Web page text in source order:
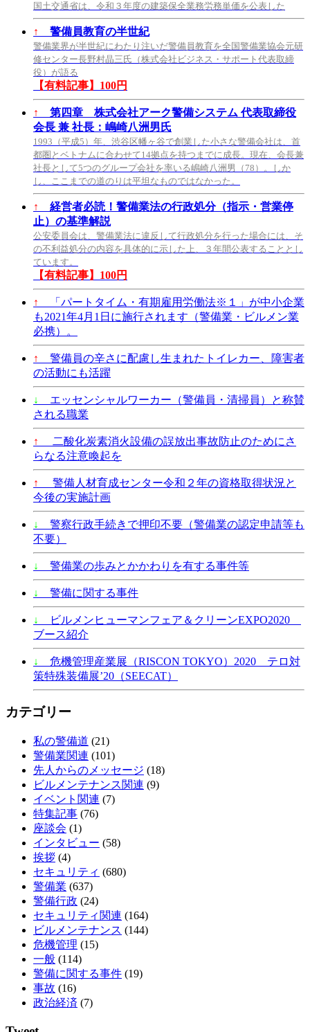
国土交通省は、令和３年度の建築保全業務労務単価を公表した
↑ 警備員教育の半世紀
警備業界が半世紀にわたり注いだ警備員教育を全国警備業協会元研
修センター長野村晶三氏（株式会社ビジネス・サポート代表取締
役）が語る
【有料記事】100円
↑
第四章 株式会社アーク警備システム 代表取締役
会長 兼 社長：嶋崎八洲男氏
1993（平成5）年、渋谷区幡ヶ谷で創業した小さな警備会社は、首
都圏とベトナムに合わせて14拠点を持つまでに成長。現在、会長兼
社長として5つのグループ会社を率いる嶋崎八洲男（78）。しか
し、ここまでの道のりは平坦なものではなかった。
↑
経営者必読！警備業法の行政処分（指示・営業停
止）の基準解説
公安委員会は、警備業法に違反して行政処分を行った場合には、そ
の不利益処分の内容を具体的に示した上、３年間公表することとし
ています。
【有料記事】100円
↑
「パートタイム・有期雇用労働法※１」が中小企業
も2021年4月1日に施行されます（警備業・ビルメン業
必携）。
↑
警備員の辛さに配慮し生まれたトイレカー、障害者
の活動にも活躍
↓
エッセンシャルワーカー（警備員・清掃員）と称賛
される職業
↑
二酸化炭素消火設備の誤放出事故防止のためにさ
らなる注意喚起を
↑
警備人材育成センター令和２年の資格取得状況と
今後の実施計画
↓
警察行政手続きで押印不要（警備業の認定申請等も
不要）
↓ 警備業の歩みとかかわりを有する事件等
↓ 警備に関する事件
↓
ビルメンヒューマンフェア＆クリーンEXPO2020
ブース紹介
↓
危機管理産業展（RISCON TOKYO）2020 テロ対
策特殊装備展’20（SEECAT）
カテゴリー
私の警備道 (21)
警備業関連 (101)
先人からのメッセージ (18)
ビルメンテナンス関連 (9)
イベント関連 (7)
特集記事 (76)
座談会 (1)
インタビュー (58)
挨拶 (4)
セキュリティ (680)
警備業 (637)
警備行政 (24)
セキュリティ関連 (164)
ビルメンテナンス (144)
危機管理 (15)
一般 (114)
警備に関する事件 (19)
事故 (16)
政治経済 (7)